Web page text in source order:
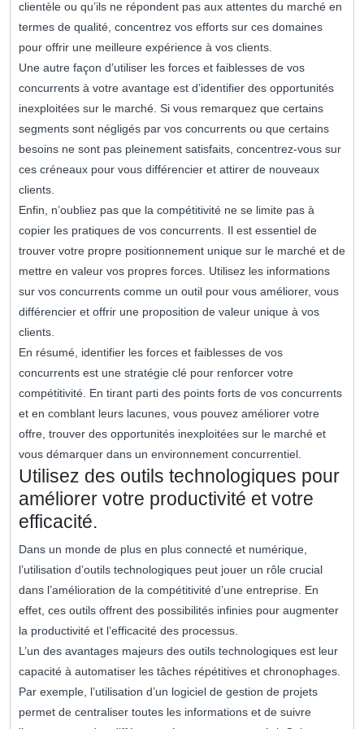
clientèle ou qu’ils ne répondent pas aux attentes du marché en
termes de qualité, concentrez vos efforts sur ces domaines
pour offrir une meilleure expérience à vos clients.
Une autre façon d’utiliser les forces et faiblesses de vos
concurrents à votre avantage est d’identifier des opportunités
inexploitées sur le marché. Si vous remarquez que certains
segments sont négligés par vos concurrents ou que certains
besoins ne sont pas pleinement satisfaits, concentrez-vous sur
ces créneaux pour vous différencier et attirer de nouveaux
clients.
Enfin, n’oubliez pas que la compétitivité ne se limite pas à
copier les pratiques de vos concurrents. Il est essentiel de
trouver votre propre positionnement unique sur le marché et de
mettre en valeur vos propres forces. Utilisez les informations
sur vos concurrents comme un outil pour vous améliorer, vous
différencier et offrir une proposition de valeur unique à vos
clients.
En résumé, identifier les forces et faiblesses de vos
concurrents est une stratégie clé pour renforcer votre
compétitivité. En tirant parti des points forts de vos concurrents
et en comblant leurs lacunes, vous pouvez améliorer votre
offre, trouver des opportunités inexploitées sur le marché et
vous démarquer dans un environnement concurrentiel.
Utilisez des outils technologiques pour
améliorer votre productivité et votre
efficacité.
Dans un monde de plus en plus connecté et numérique,
l’utilisation d’outils technologiques peut jouer un rôle crucial
dans l’amélioration de la compétitivité d’une entreprise. En
effet, ces outils offrent des possibilités infinies pour augmenter
la productivité et l’efficacité des processus.
L’un des avantages majeurs des outils technologiques est leur
capacité à automatiser les tâches répétitives et chronophages.
Par exemple, l’utilisation d’un logiciel de gestion de projets
permet de centraliser toutes les informations et de suivre